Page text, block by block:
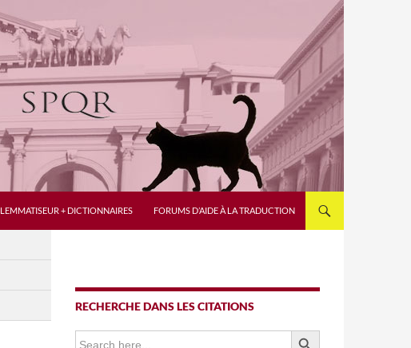
LEMMATISEUR + DICTIONNAIRES FORUMS D’AIDE À LA TRADUCTION
RECHERCHE DANS LES CITATIONS
Search
SEARCH BUTTON